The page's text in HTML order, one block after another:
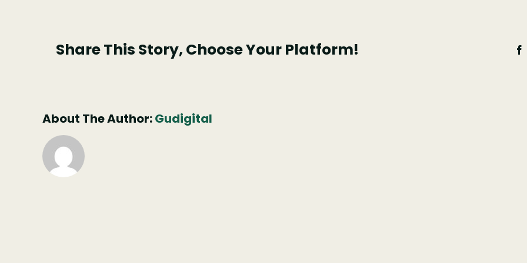
Share This Story, Choose Your Platform!
About The Author:Gudigital